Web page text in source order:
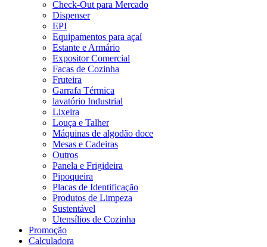
Check-Out para Mercado
Dispenser
EPI
Equipamentos para açaí
Estante e Armário
Expositor Comercial
Facas de Cozinha
Fruteira
Garrafa Térmica
lavatório Industrial
Lixeira
Louça e Talher
Máquinas de algodão doce
Mesas e Cadeiras
Outros
Panela e Frigideira
Pipoqueira
Placas de Identificação
Produtos de Limpeza
Sustentável
Utensílios de Cozinha
Promoção
Calculadora